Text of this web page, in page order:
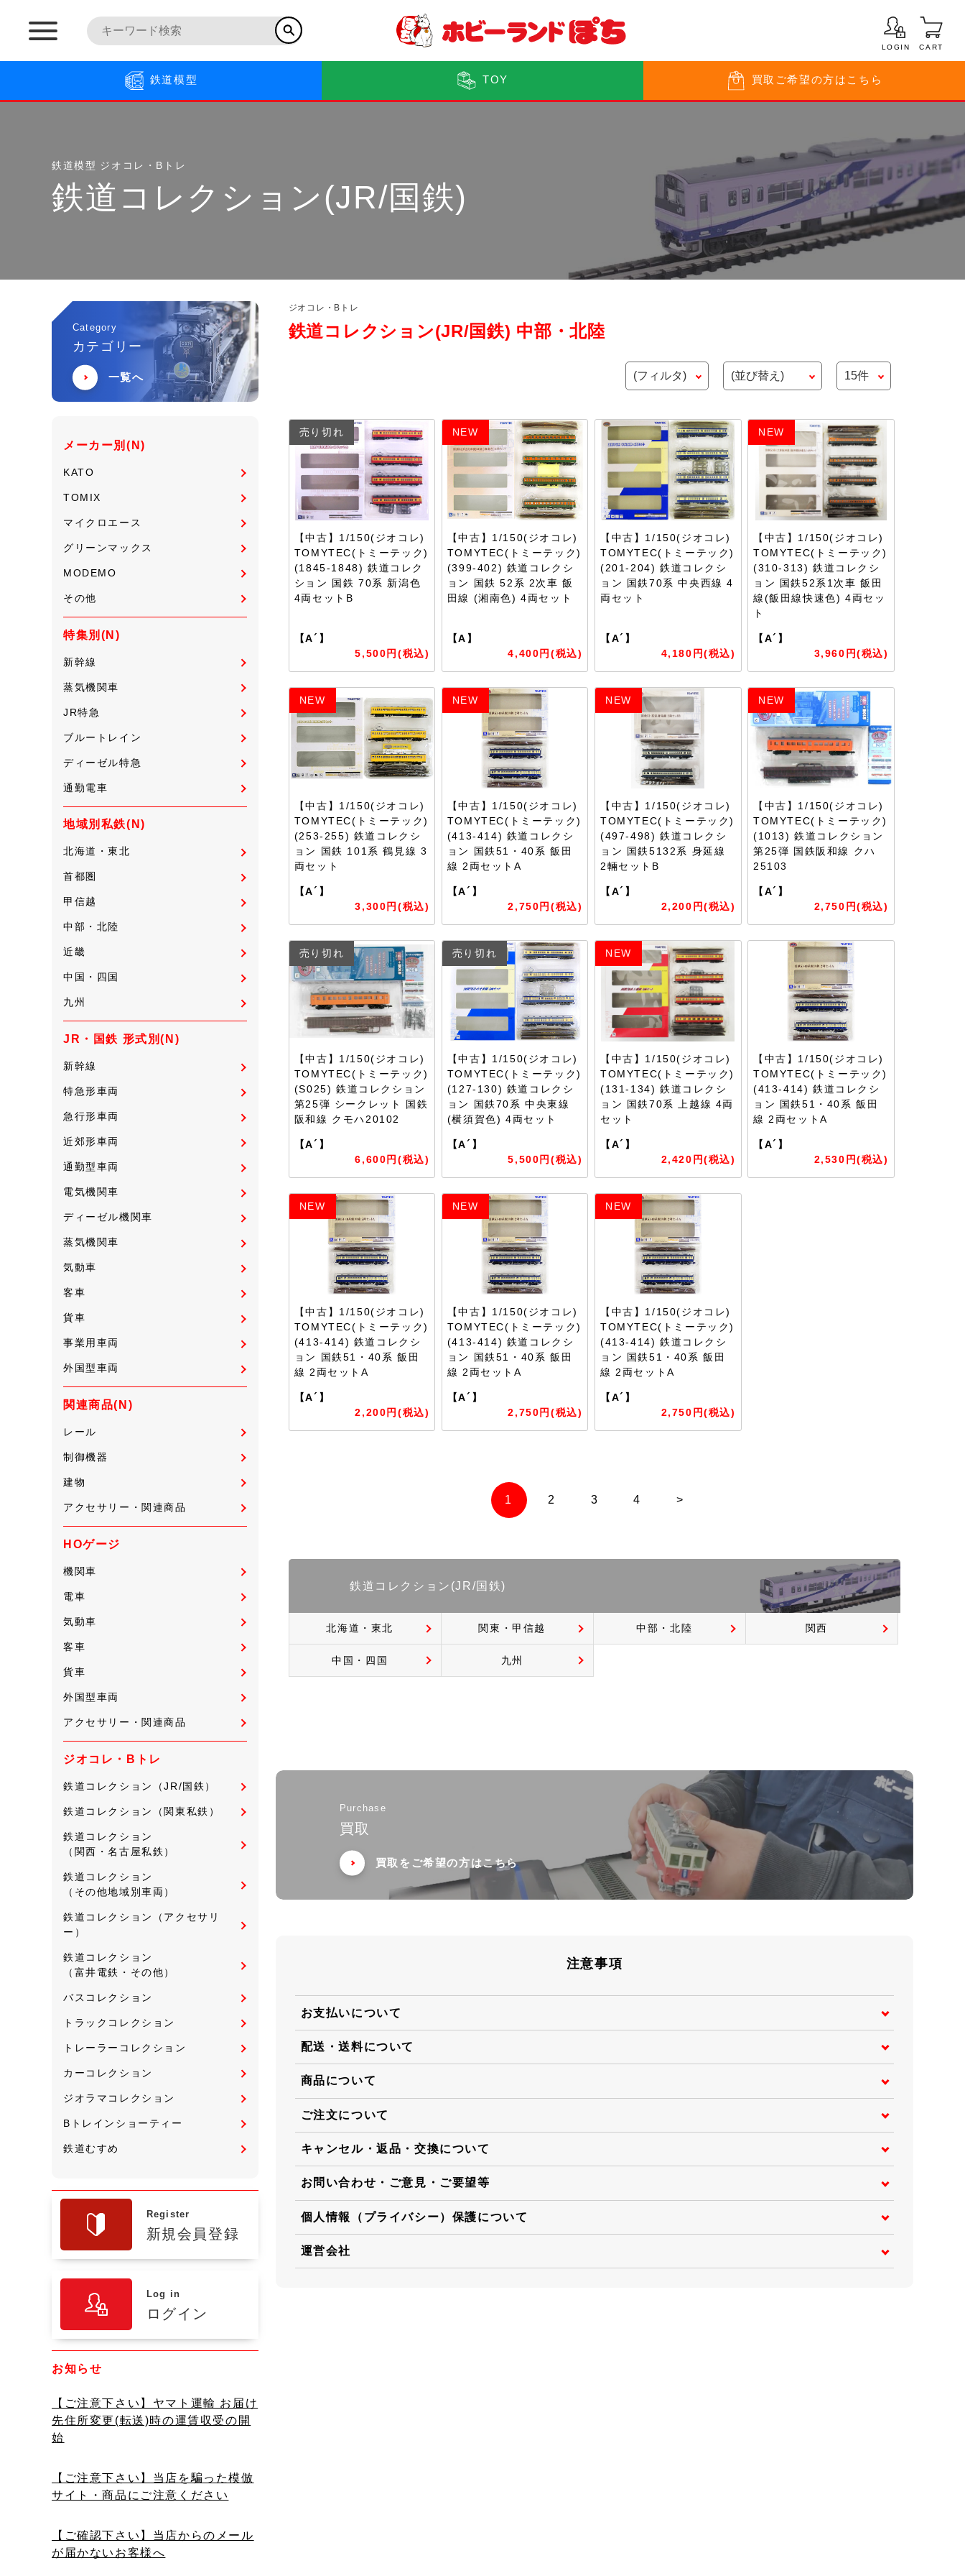
LOGIN CART
鉄道模型 TOY 買取 ご希望の方はこちら
鉄道模型 ジオコレ・Bトレ
鉄道コレクション(JR/国鉄)
Category
カテゴリー
一覧へ
メーカー別(N)
KATO
TOMIX
マイクロエース
グリーンマックス
MODEMO
その他
特集別(N)
新幹線
蒸気機関車
JR特急
ブルートレイン
ディーゼル特急
通勤電車
地域別私鉄(N)
北海道・東北
首都圏
甲信越
中部・北陸
近畿
中国・四国
九州
JR・国鉄 形式別(N)
新幹線
特急形車両
急行形車両
近郊形車両
通勤型車両
電気機関車
ディーゼル機関車
蒸気機関車
気動車
客車
貨車
事業用車両
外国型車両
関連商品(N)
レール
制御機器
建物
アクセサリー・関連商品
HOゲージ
機関車
電車
気動車
客車
貨車
外国型車両
アクセサリー・関連商品
ジオコレ・Bトレ
鉄道コレクション（JR/国鉄）
鉄道コレクション（関東私鉄）
鉄道コレクション
（関西・名古屋私鉄）
鉄道コレクション
（その他地域別車両）
鉄道コレクション（アクセサリ
ー）
鉄道コレクション
（富井電鉄・その他）
バスコレクション
トラックコレクション
トレーラーコレクション
カーコレクション
ジオラマコレクション
Bトレインショーティー
鉄道むすめ
Register
新規会員登録
Log in
ログイン
お知らせ
【ご注意下さい】ヤマト運輸 お届け
先住所変更(転送)時の運賃収受の開
始
【ご注意下さい】当店を騙った模倣
サイト・商品にご注意ください
【ご確認下さい】当店からのメール
が届かないお客様へ
ジオコレ・Bトレ
鉄道コレクション(JR/国鉄) 中部・北陸
売り切れ
【中古】1/150(ジオコレ)
TOMYTEC(トミーテック)
(1845-1848) 鉄道コレク
ション 国鉄 70系 新潟色
4両セットB
【A´】
5,500円(税込)
NEW
【中古】1/150(ジオコレ)
TOMYTEC(トミーテック)
(399-402) 鉄道コレクシ
ョン 国鉄 52系 2次車 飯
田線 (湘南色) 4両セット
【A】
4,400円(税込)
【中古】1/150(ジオコレ)
TOMYTEC(トミーテック)
(201-204) 鉄道コレクシ
ョン 国鉄70系 中央西線 4
両セット
【A´】
4,180円(税込)
NEW
【中古】1/150(ジオコレ)
TOMYTEC(トミーテック)
(310-313) 鉄道コレクシ
ョン 国鉄52系1次車 飯田
線(飯田線快速色) 4両セッ
ト
【A´】
3,960円(税込)
NEW
【中古】1/150(ジオコレ)
TOMYTEC(トミーテック)
(253-255) 鉄道コレクシ
ョン 国鉄 101系 鶴見線 3
両セット
【A´】
3,300円(税込)
NEW
【中古】1/150(ジオコレ)
TOMYTEC(トミーテック)
(413-414) 鉄道コレクシ
ョン 国鉄51・40系 飯田
線 2両セットA
【A´】
2,750円(税込)
NEW
【中古】1/150(ジオコレ)
TOMYTEC(トミーテック)
(497-498) 鉄道コレクシ
ョン 国鉄5132系 身延線
2輛セットB
【A´】
2,200円(税込)
NEW
【中古】1/150(ジオコレ)
TOMYTEC(トミーテック)
(1013) 鉄道コレクション
第25弾 国鉄阪和線 クハ
25103
【A´】
2,750円(税込)
売り切れ
【中古】1/150(ジオコレ)
TOMYTEC(トミーテック)
(S025) 鉄道コレクション
第25弾 シークレット 国鉄
阪和線 クモハ20102
【A´】
6,600円(税込)
売り切れ
【中古】1/150(ジオコレ)
TOMYTEC(トミーテック)
(127-130) 鉄道コレクシ
ョン 国鉄70系 中央東線
(横須賀色) 4両セット
【A´】
5,500円(税込)
NEW
【中古】1/150(ジオコレ)
TOMYTEC(トミーテック)
(131-134) 鉄道コレクシ
ョン 国鉄70系 上越線 4両
セット
【A´】
2,420円(税込)
【中古】1/150(ジオコレ)
TOMYTEC(トミーテック)
(413-414) 鉄道コレクシ
ョン 国鉄51・40系 飯田
線 2両セットA
【A´】
2,530円(税込)
NEW
【中古】1/150(ジオコレ)
TOMYTEC(トミーテック)
(413-414) 鉄道コレクシ
ョン 国鉄51・40系 飯田
線 2両セットA
【A´】
2,200円(税込)
NEW
【中古】1/150(ジオコレ)
TOMYTEC(トミーテック)
(413-414) 鉄道コレクシ
ョン 国鉄51・40系 飯田
線 2両セットA
【A´】
2,750円(税込)
NEW
【中古】1/150(ジオコレ)
TOMYTEC(トミーテック)
(413-414) 鉄道コレクシ
ョン 国鉄51・40系 飯田
線 2両セットA
【A´】
2,750円(税込)
1 2 3 4 >
鉄道コレクション(JR/国鉄)
北海道・東北 関東・甲信越 中部・北陸 関西
中国・四国 九州
Purchase
買取
買取をご希望の方はこちら
注意事項
お支払いについて
配送・送料について
商品について
ご注文について
キャンセル・返品・交換について
お問い合わせ・ご意見・ご要望等
個人情報（プライバシー）保護について
運営会社